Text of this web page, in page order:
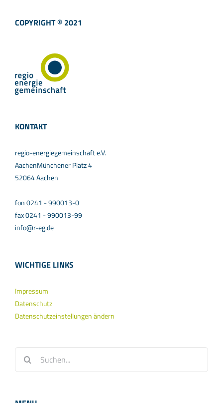
COPYRIGHT © 2021
KONTAKT
regio-energiegemeinschaft e.V.
AachenMünchener Platz 4
52064 Aachen
fon 0241 - 990013-0
fax 0241 - 990013-99
info@r-eg.de
WICHTIGE LINKS
Impressum
Datenschutz
Datenschutzeinstellungen ändern
nach: